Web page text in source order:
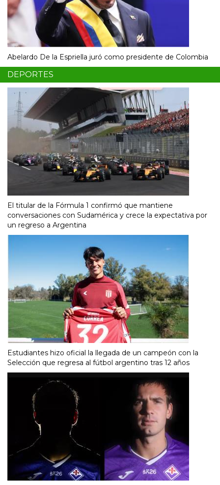
Abelardo De la Espriella juró como presidente de Colombia
DEPORTES
El titular de la Fórmula 1 confirmó que mantiene
conversaciones con Sudamérica y crece la expectativa por
un regreso a Argentina
Estudiantes hizo oficial la llegada de un campeón con la
Selección que regresa al fútbol argentino tras 12 años